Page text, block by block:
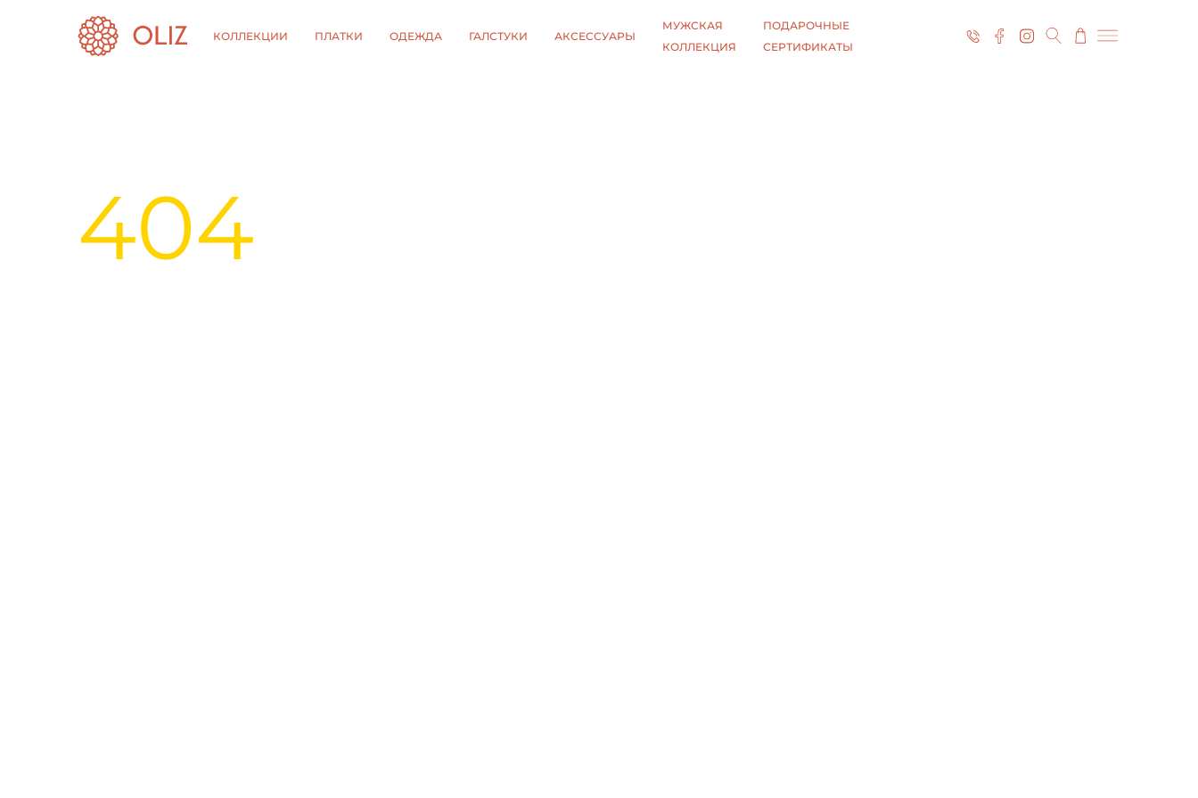
КОЛЛЕКЦИИ ПЛАТКИ ОДЕЖДА ГАЛСТУКИ АКСЕССУАРЫ
МУЖСКАЯ
КОЛЛЕКЦИЯ
ПОДАРОЧНЫЕ
СЕРТИФИКАТЫ
404